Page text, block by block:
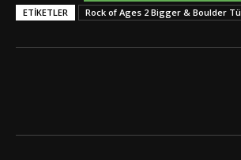
ETIKETLER Rock of Ages 2 Bigger & Boulder